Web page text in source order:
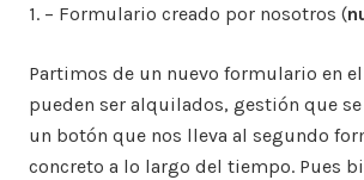
1. – Formulario creado por nosotros (
Partimos de un nuevo formulario en
pueden ser alquilados, gestión que
un botón que nos lleva al segundo
concreto a lo largo del tiempo. Pues